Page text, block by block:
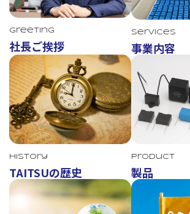
Greeting
社長ご挨拶
Services
事業内容
History
TAITSUの歴史
Product
製品